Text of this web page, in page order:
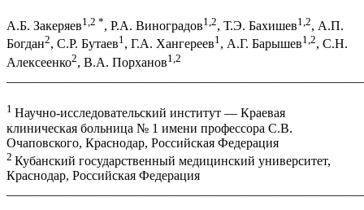
А.Б. Закеряев1,2 *, Р.А. Виноградов1,2, Т.Э. Бахишев1,2, А.П.
Богдан2, С.Р. Бутаев1, Г.А. Хангереев1, А.Г. Барышев1,2, С.Н.
Алексеенко2, В.А. Порханов1,2
1 Научно-исследовательский институт — Краевая
клиническая больница № 1 имени профессора С.В.
Очаповского, Краснодар, Российская Федерация
2 Кубанский государственный медицинский университет,
Краснодар, Российская Федерация